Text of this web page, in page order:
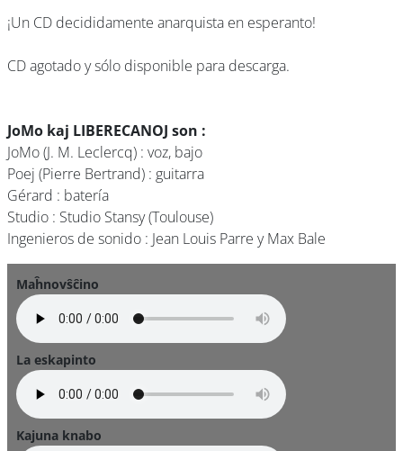
¡Un CD decididamente anarquista en esperanto!
CD agotado y sólo disponible para descarga.
JoMo kaj LIBERECANOJ son :
JoMo (J. M. Leclercq) : voz, bajo
Poej (Pierre Bertrand) : guitarra
Gérard : batería
Studio : Studio Stansy (Toulouse)
Ingenieros de sonido : Jean Louis Parre y Max Bale
Maĥnovŝĉino
La eskapinto
Kajuna knabo